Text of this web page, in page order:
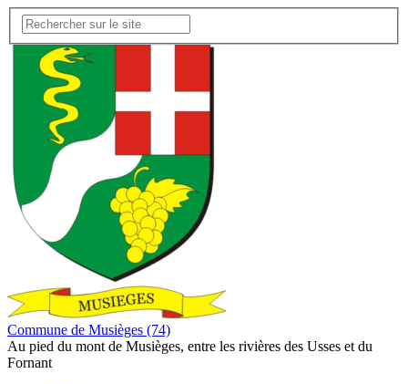
Commune de Musièges (74)
Au pied du mont de Musièges, entre les rivières des Usses et du
Fornant